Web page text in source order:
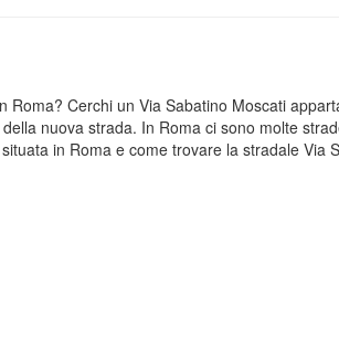
Cerchi un Via Sabatino Moscati
nuova strada. In Roma ci sono molte
in Roma e come trovare la stradale Via